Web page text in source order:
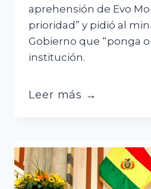
aprehensión de Evo
prioridad” y pidió al
Gobierno que “ponga
institución.
Leer más →
Diputada
Sokol:
“Si
no